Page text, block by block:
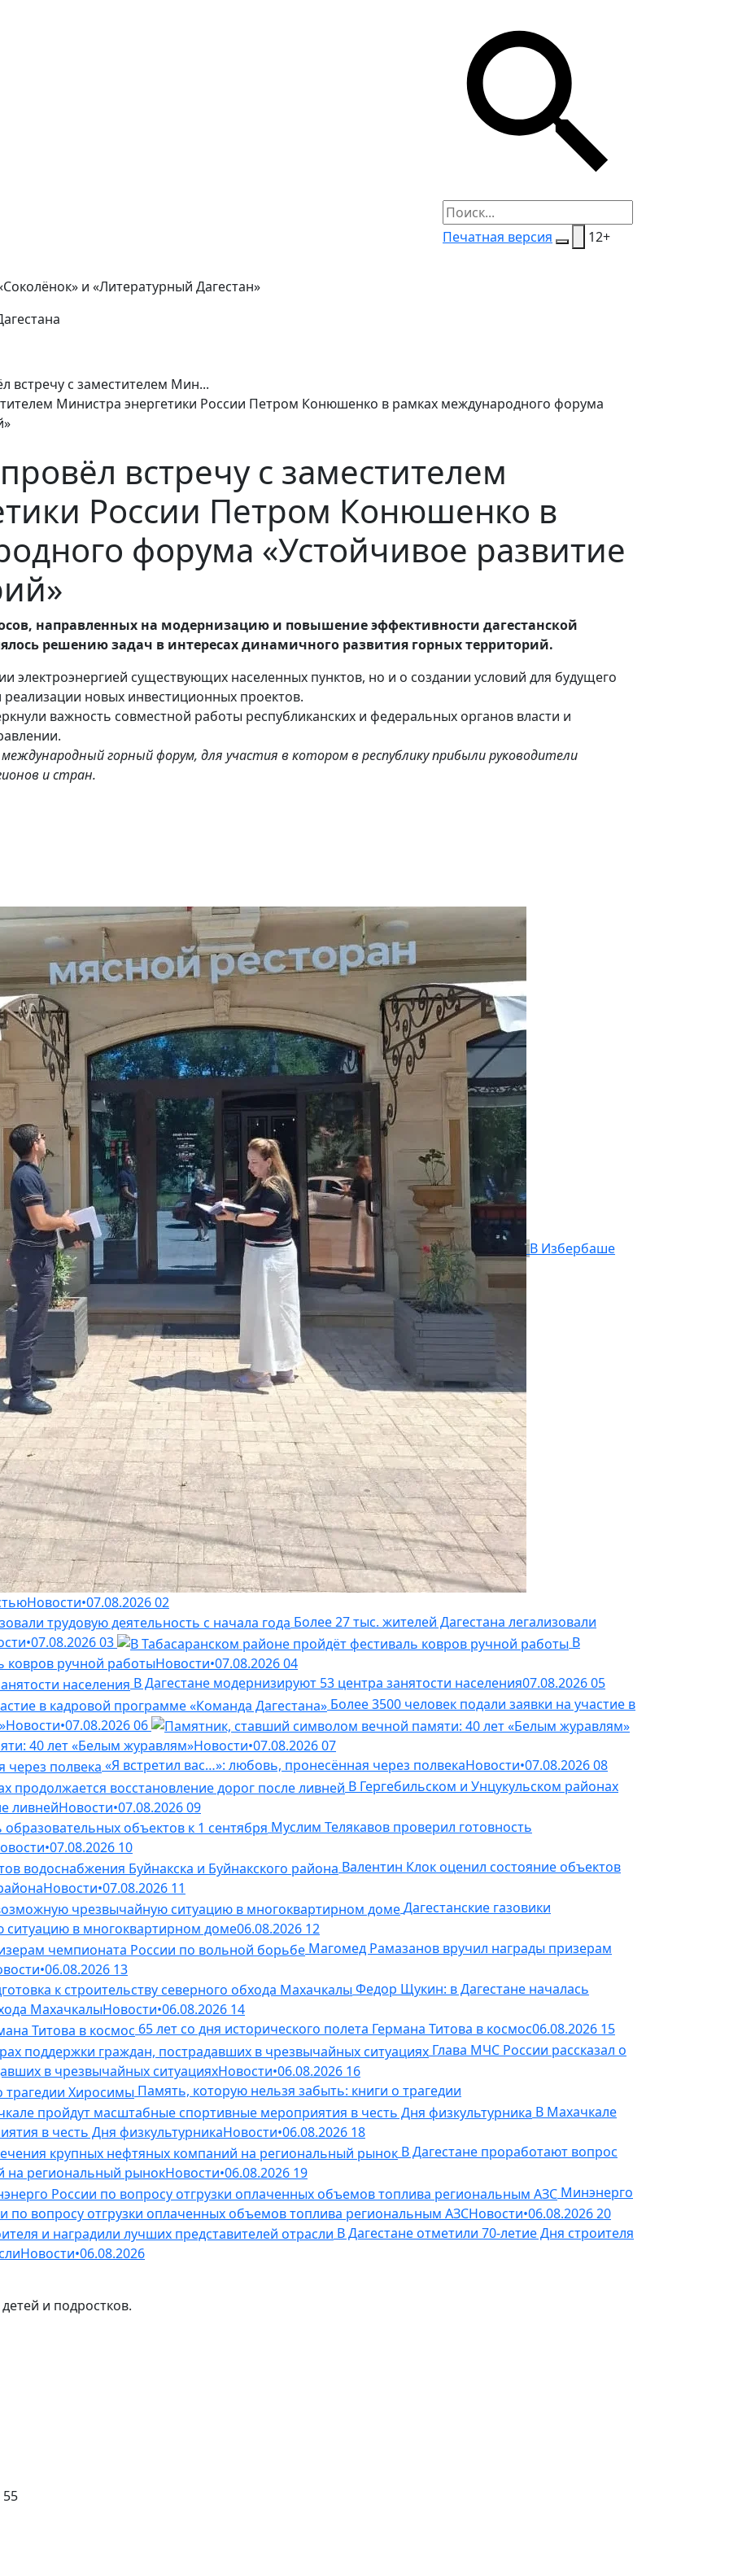
Печатная версия 12+
и «Литературный Дагестан»
встречу с заместителем Мин...
встречу с заместителем
России Петром Конюшенко в
форума «Устойчивое развитие
направленных на модернизацию и повышение эффективности дагестанской
решению задач в интересах динамичного развития горных территорий.
электроэнергией существующих населенных пунктов, но и о создании условий для будущего
новых инвестиционных проектов.
важность совместной работы республиканских и федеральных органов власти и
горный форум, для участия в котором в республику прибыли руководители
и стран.
В Избербаше
Новости•07.08.202602
Более 27 тыс. жителей Дагестана легализовали
•07.08.202603
В
ковров ручной работыНовости•07.08.202604
В Дагестане модернизируют 53 центра занятости населения07.08.202605
Более 3500 человек подали заявки на участие в
Новости•07.08.202606
40 лет «Белым журавлям»Новости•07.08.202607
«Я встретил вас…»: любовь, пронесённая через полвекаНовости•07.08.202608
В Гергебильском и Унцукульском районах
ливнейНовости•07.08.202609
Муслим Телякавов проверил готовность
•07.08.2026 10
Валентин Клок оценил состояние объектов
Новости•07.08.2026 11
Дагестанские газовики
в многоквартирном доме06.08.2026 12
Магомед Рамазанов вручил награды призерам
•06.08.2026 13
Федор Щукин: в Дагестане началась
МахачкалыНовости•06.08.2026 14
65 лет со дня исторического полета Германа Титова в космос06.08.2026 15
Глава МЧС России рассказал о
в чрезвычайных ситуацияхНовости•06.08.2026 16
Память, которую нельзя забыть: книги о трагедии
В Махачкале
в честь Дня физкультурникаНовости•06.08.2026 18
В Дагестане проработают вопрос
на региональный рынокНовости•06.08.2026 19
Минэнерго
по вопросу отгрузки оплаченных объемов топлива региональным АЗСНовости•06.08.202620
В Дагестане отметили 70-летие Дня строителя
Новости•06.08.2026
и подростков.
55